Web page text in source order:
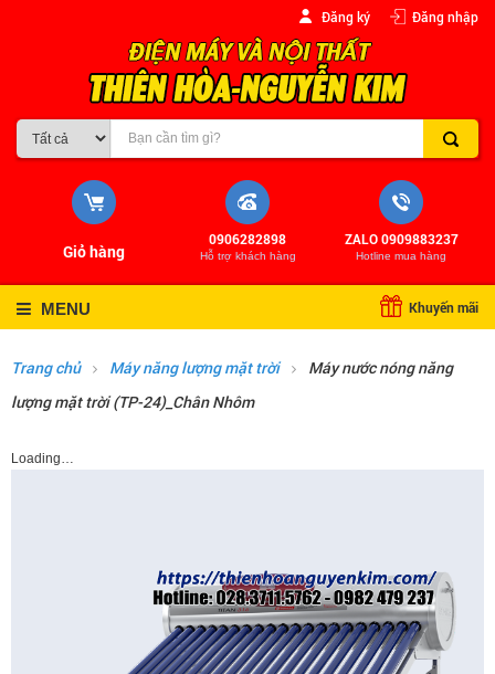
Đăng ký Đăng nhập
ZALO 0909883237
Hotline mua hàng
0906282898
Hỗ trợ khách hàng
Giỏ hàng
Khuyến mãi
MENU
Trang chủ Máy năng lượng mặt trời
Máy nước nóng năng
lượng mặt trời (TP-24)_Chân Nhôm
Loading…